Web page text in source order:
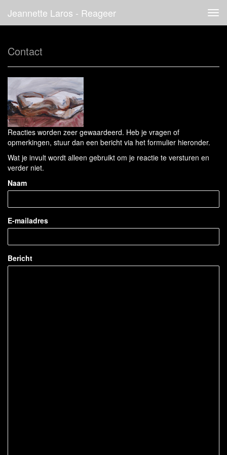
Jeannette Laros - Reageer
Contact
Reacties worden zeer gewaardeerd. Heb je vragen of
opmerkingen, stuur dan een bericht via het formulier hieronder.
Wat je invult wordt alleen gebruikt om je reactie te versturen en
verder niet.
Naam
E-mailadres
Bericht